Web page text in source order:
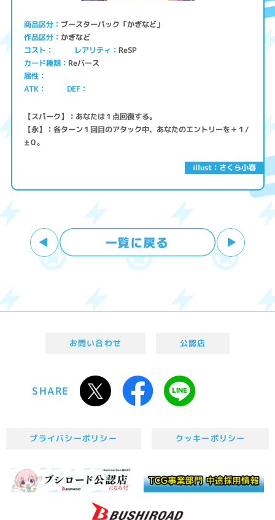
illust：さくら小春
商品区分 ブースターパック「かぎなど」
作品区分 かぎなど
コスト レアリティ ReSP
カード種類 Reバース
属性
ATK
DEF
【スパーク】：あなたは１点回復する。
【永】：各ターン１回目のアタック中、あなたのエントリーを＋１/
±０。
お問い合わせ 公認店
SHARE
プライバシーポリシー クッキーポリシー